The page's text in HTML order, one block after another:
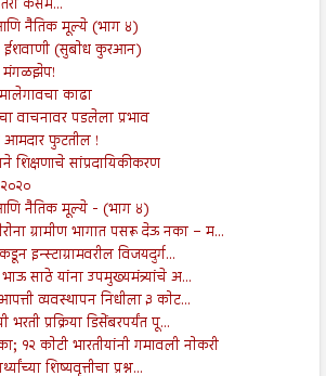
कसम...
नैतिक मूल्ये (भाग ४)
(सुबोध कुरआन)
मंगळझेप!
काढा
वाचनावर पडलेला प्रभाव
फुटतील !
शिक्षणाचे सांप्रदायिकीकरण
नैतिक मूल्ये - (भाग ४)
ग्रामीण भागात पसरू देऊ नका – म...
इन्स्टाग्रामवरील विजयदुर्ग...
साठे यांना उपमुख्यमंत्र्यांचे अ...
व्यवस्थापन निधीला ३ कोट...
भरती प्रक्रिया डिसेंबरपर्यंत पू...
१२ कोटी भारतीयांनी गमावली नोकरी
शिष्यवृत्तीचा प्रश्न...